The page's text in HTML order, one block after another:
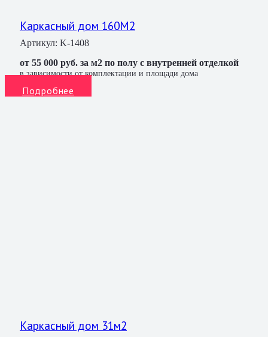
Каркасный дом 160M2
Артикул: K-1408
от 55 000 руб. за м2 по полу с внутренней отделкой
в зависимости от комплектации и площади дома
Подробнее
Каркасный дом 31м2